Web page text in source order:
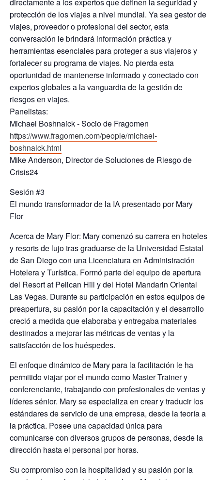
protección de los viajes a nivel mundial. Ya sea gestor de
viajes, proveedor o profesional del sector, esta
conversación le brindará información práctica y
herramientas esenciales para proteger a sus viajeros y
fortalecer su programa de viajes. No pierda esta
oportunidad de mantenerse informado y conectado con
expertos globales a la vanguardia de la gestión de
riesgos en viajes.
Panelistas:
Michael Boshnaick - Socio de Fragomen
https://www.fragomen.com/people/michael-
boshnaick.html
Mike Anderson, Director de Soluciones de Riesgo de
Crisis24
Sesión #3
El mundo transformador de la IA presentado por Mary
Flor
Acerca de Mary Flor: Mary comenzó su carrera en hoteles
y resorts de lujo tras graduarse de la Universidad Estatal
de San Diego con una Licenciatura en Administración
Hotelera y Turística. Formó parte del equipo de apertura
del Resort at Pelican Hill y del Hotel Mandarin Oriental
Las Vegas. Durante su participación en estos equipos de
preapertura, su pasión por la capacitación y el desarrollo
creció a medida que elaboraba y entregaba materiales
destinados a mejorar las métricas de ventas y la
satisfacción de los huéspedes.
El enfoque dinámico de Mary para la facilitación le ha
permitido viajar por el mundo como Master Trainer y
conferenciante, trabajando con profesionales de ventas y
líderes sénior. Mary se especializa en crear y traducir los
estándares de servicio de una empresa, desde la teoría a
la práctica. Posee una capacidad única para
comunicarse con diversos grupos de personas, desde la
dirección hasta el personal por horas.
Su compromiso con la hospitalidad y su pasión por la